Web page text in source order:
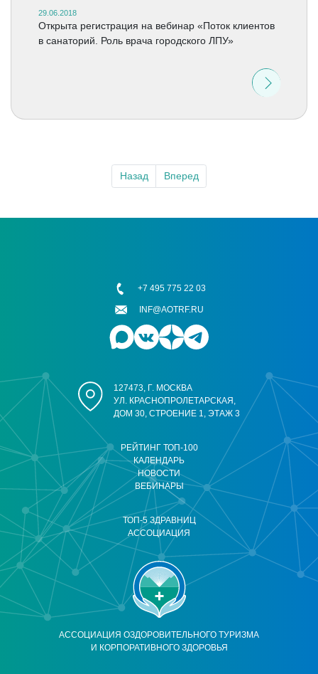
29.06.2018
Открыта регистрация на вебинар «Поток клиентов
в санаторий. Роль врача городского ЛПУ»
Назад Вперед
АССОЦИАЦИЯ ОЗДОРОВИТЕЛЬНОГО ТУРИЗМА
И КОРПОРАТИВНОГО ЗДОРОВЬЯ
РЕЙТИНГ ТОП-100
КАЛЕНДАРЬ
НОВОСТИ
ВЕБИНАРЫ
ТОП-5 ЗДРАВНИЦ
АССОЦИАЦИЯ
127473, Г. МОСКВА
УЛ. КРАСНОПРОЛЕТАРСКАЯ,
ДОМ 30, СТРОЕНИЕ 1, ЭТАЖ 3
+7 495 775 22 03
INF@AOTRF.RU